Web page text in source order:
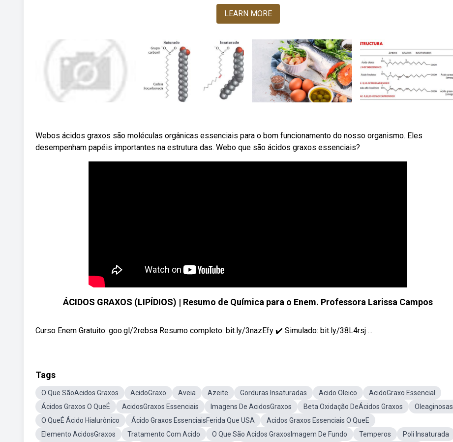
LEARN MORE
Webos ácidos graxos são moléculas orgânicas essenciais para o bom funcionamento do nosso organismo. Eles
desempenham papéis importantes na estrutura das. Webo que são ácidos graxos essenciais?
ÁCIDOS GRAXOS (LIPÍDIOS) | Resumo de Química para o Enem. Professora Larissa Campos
Curso Enem Gratuito: goo.gl/2rebsa Resumo completo: bit.ly/3nazEfy ✔️ Simulado: bit.ly/38L4rsj ...
Tags
O Que SãoAcidos Graxos AcidoGraxo Aveia Azeite Gorduras Insaturadas Acido Oleico
AcidoGraxo Essencial
Ácidos Graxos O QueÉ
AcidosGraxos Essenciais Imagens De AcidosGraxos Beta Oxidação DeÁcidos Graxos
Oleaginosas
O QueÉ Ácido Hialurônico
Ácido Graxos EssenciaisFerida Que USA
Acidos Graxos Essenciais O QueE
Elemento AcidosGraxos
Tratamento Com Acido O Que São Acidos GraxosImagem De Fundo Temperos
Poli Insaturada